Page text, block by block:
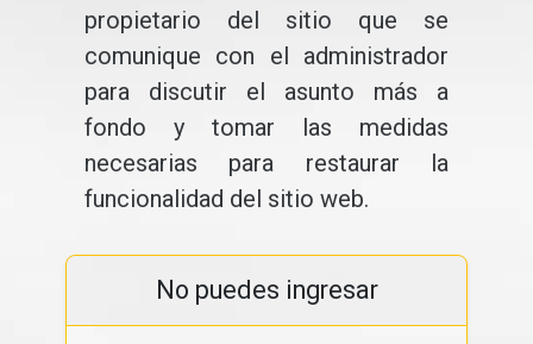
propietario del sitio que se
comunique con el administrador
para discutir el asunto más a
fondo y tomar las medidas
necesarias para restaurar la
funcionalidad del sitio web.
No puedes ingresar